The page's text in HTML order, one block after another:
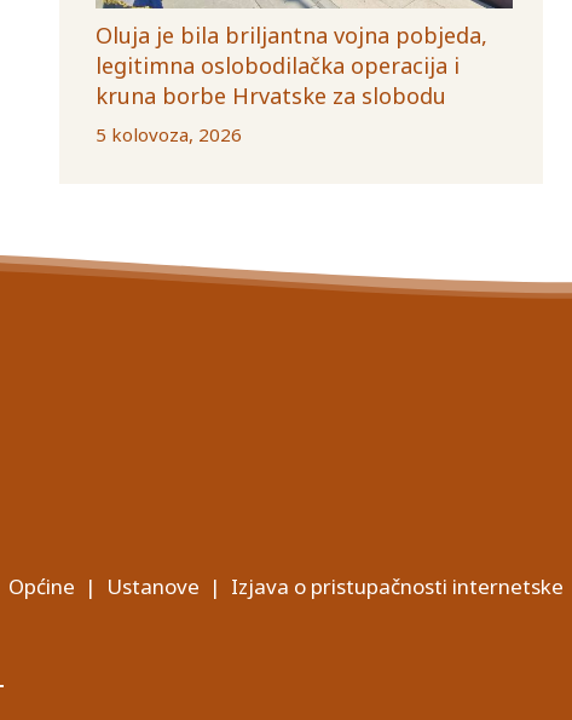
Oluja je bila briljantna vojna pobjeda,
legitimna oslobodilačka operacija i
kruna borbe Hrvatske za slobodu
5 kolovoza, 2026
Općine | Ustanove | Izjava o pristupačnosti internetske